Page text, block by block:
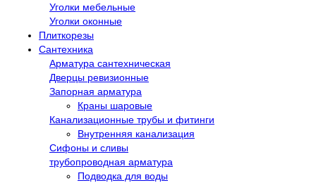
Уголки мебельные
Уголки оконные
Плиткорезы
Сантехника
Арматура сантехническая
Дверцы ревизионные
Запорная арматура
Краны шаровые
Канализационные трубы и фитинги
Внутренняя канализация
Сифоны и сливы
трубопроводная арматура
Подводка для воды